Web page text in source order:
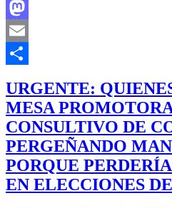
Facebook
Mastodon
Email
URGENTE:
MESA
CONSULTIVO DE
PERGEÑANDO
PORQUE
EN ELECCIONES